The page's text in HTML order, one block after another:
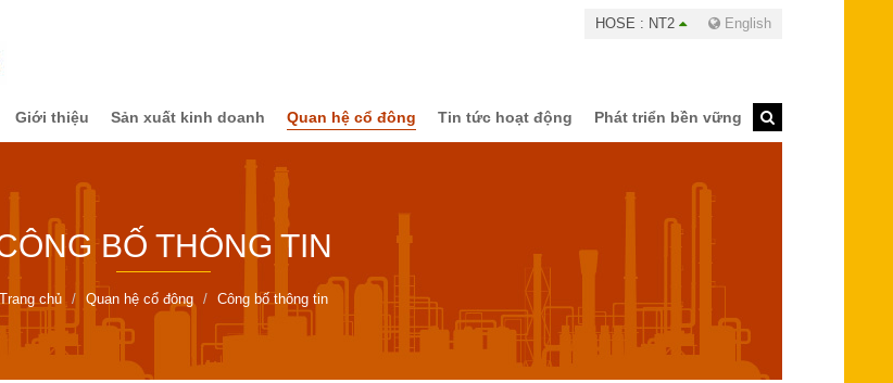
HOSE : NT2 English
Giới thiệu Sản xuất kinh doanh Quan hệ cổ đông Tin tức hoạt động Phát triển bền vững
BỐ THÔNG TIN
chủ Quan hệ cổ đông Công bố thông tin